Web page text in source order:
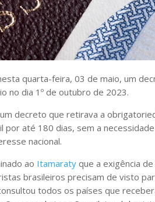
quarta-feira, 03 de maio, um
no dia 1º de outubro de 2023.
decreto que retirava a
por até 180 dias, sem a
nacional.
ao Itamaraty que a exigência
brasileiros precisam de visto
todos os países que